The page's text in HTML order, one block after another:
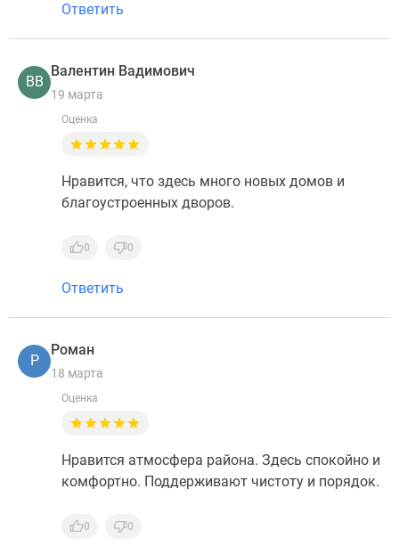
Ответить
ВВ
Валентин Вадимович
19 марта
Оценка
Нравится, что здесь много новых домов и
благоустроенных дворов.
0 0
Ответить
Р
Роман
18 марта
Оценка
Нравится атмосфера района. Здесь спокойно и
комфортно. Поддерживают чистоту и порядок.
0 0